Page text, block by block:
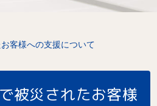
客様への支援について
被災されたお客様